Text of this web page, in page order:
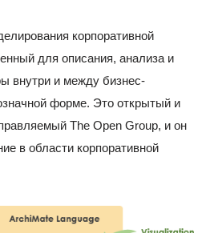
корпоративной
для описания, анализа и
внутри и между бизнес-
форме. Это открытый и
The Open Group, и он
в области корпоративной